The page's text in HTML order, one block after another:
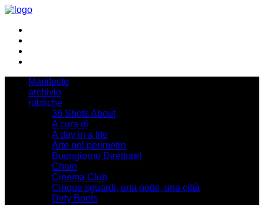
Manifesto
archivio
rubriche
36 Shots About
A cura di
A day in a life
Arte nel perimetro
Buongiorno Direttore!
Chain
Cinema Club
Cinque sguardi, una notte, una città
Dirty Boots